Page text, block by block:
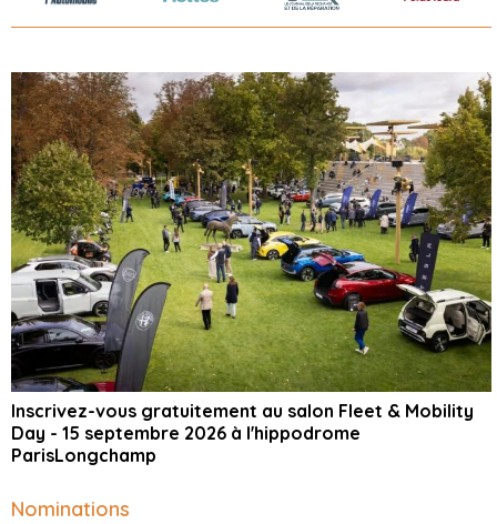
Inscrivez-vous gratuitement au salon Fleet & Mobility
Day - 15 septembre 2026 à l'hippodrome
ParisLongchamp
Nominations